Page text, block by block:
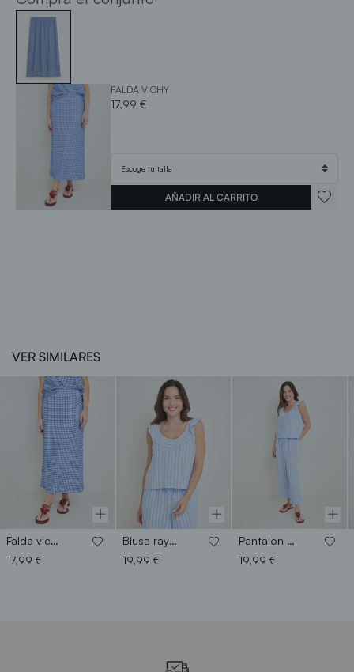
FALDA VICHY
17,99 €
AÑADIR AL CARRITO
VER SIMILARES
Falda vichy
17,99 €
Blusa rayas y bordados
19,99 €
Pantalon rayas
19,99 €